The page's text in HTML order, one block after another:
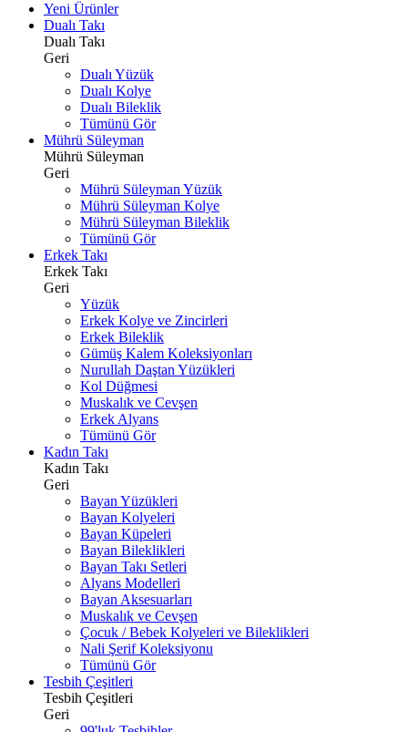
Yeni Ürünler
Dualı Takı
Dualı Takı
Geri
Dualı Yüzük
Dualı Kolye
Dualı Bileklik
Tümünü Gör
Mührü Süleyman
Mührü Süleyman
Geri
Mührü Süleyman Yüzük
Mührü Süleyman Kolye
Mührü Süleyman Bileklik
Tümünü Gör
Erkek Takı
Erkek Takı
Geri
Yüzük
Erkek Kolye ve Zincirleri
Erkek Bileklik
Gümüş Kalem Koleksiyonları
Nurullah Daştan Yüzükleri
Kol Düğmesi
Muskalık ve Cevşen
Erkek Alyans
Tümünü Gör
Kadın Takı
Kadın Takı
Geri
Bayan Yüzükleri
Bayan Kolyeleri
Bayan Küpeleri
Bayan Bileklikleri
Bayan Takı Setleri
Alyans Modelleri
Bayan Aksesuarları
Muskalık ve Cevşen
Çocuk / Bebek Kolyeleri ve Bileklikleri
Nali Şerif Koleksiyonu
Tümünü Gör
Tesbih Çeşitleri
Tesbih Çeşitleri
Geri